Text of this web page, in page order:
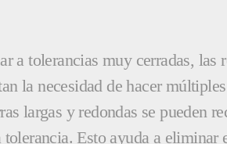
a tolerancias muy cerradas, las
la necesidad de hacer múltiples
largas y redondas se pueden
Esto ayuda a eliminar